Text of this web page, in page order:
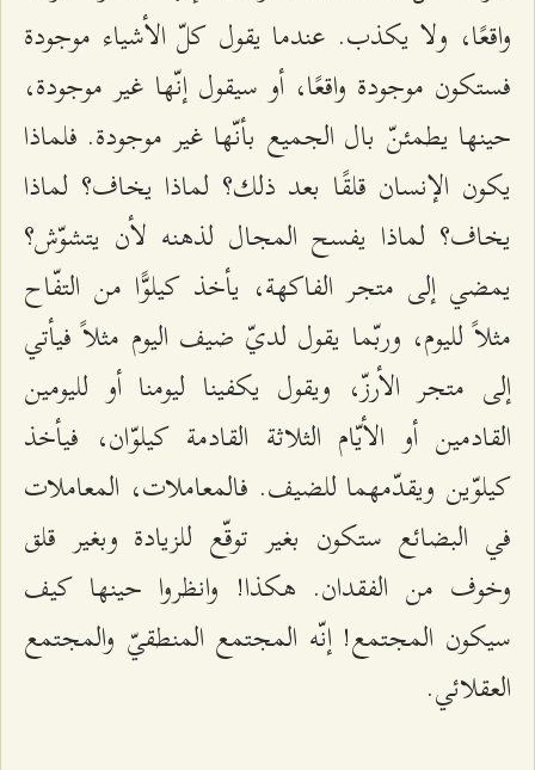
واقعًا، ولا يكذب. عندما يقول كلّ الأشياء موجودة
فستكون موجودة واقعًا، أو سيقول إنّها غير موجودة،
حينها يطمئنّ بال الجميع بأنّها غير موجودة. فلماذا
يكون الإنسان قلقًا بعد ذلك؟ لماذا يخاف؟ لماذا
يخاف؟ لماذا يفسح المجال لذهنه لأن يتشوّش؟
يمضي إلى متجر الفاكهة، يأخذ كيلوًّا من التفّاح
مثلاً لليوم، وربّما يقول لديّ ضيف اليوم مثلاً فيأتي
إلى متجر الأرزّ، ويقول يكفينا ليومنا أو لليومين
القادمين أو الأيّام الثلاثة القادمة كيلوّان، فيأخذ
كيلوّين ويقدّمهما للضيف. فالمعاملات، المعاملات
في البضائع ستكون بغير توقّع للزيادة وبغير قلق
وخوف من الفقدان. هكذا! وانظروا حينها كيف
سيكون المجتمع! إنّه المجتمع المنطقيّ والمجتمع
العقلائي.